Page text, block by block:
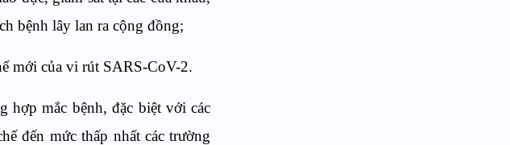
bệnh lây lan ra cộng đồng;
mới của vi rút SARS-CoV-2.
hợp mắc bệnh, đặc biệt với các
đến mức thấp nhất các trường